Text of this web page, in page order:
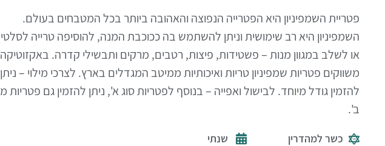
פטריית השמפיניון היא הפטרייה הנפוצה והאהובה ביותר בכל המטבחים בעולם.
השמפיניון היא רב שימושית וניתן להשתמש בה ככוכבת המנה, להוסיפה טרייה
או לשלב במגוון מנות – פשטידות, פיצות, רטבים, מרקים ותבשילי קדרה. באקזוטיקה
משווקים פטריות שמפיניון טריות ואיכותיות ממיטב המגדלים בארץ. לצרכי מילוי – ניתן
להזמין גודל מיוחד. לבישול ואפייה – בנוסף לפטריות סוג א', ניתן להזמין גם פטריות
ב'.
כשר למהדרין שנתי